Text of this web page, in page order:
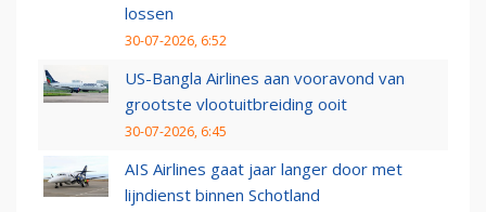
lossen
30-07-2026, 6:52
US-Bangla Airlines aan vooravond van
grootste vlootuitbreiding ooit
30-07-2026, 6:45
AIS Airlines gaat jaar langer door met
lijndienst binnen Schotland